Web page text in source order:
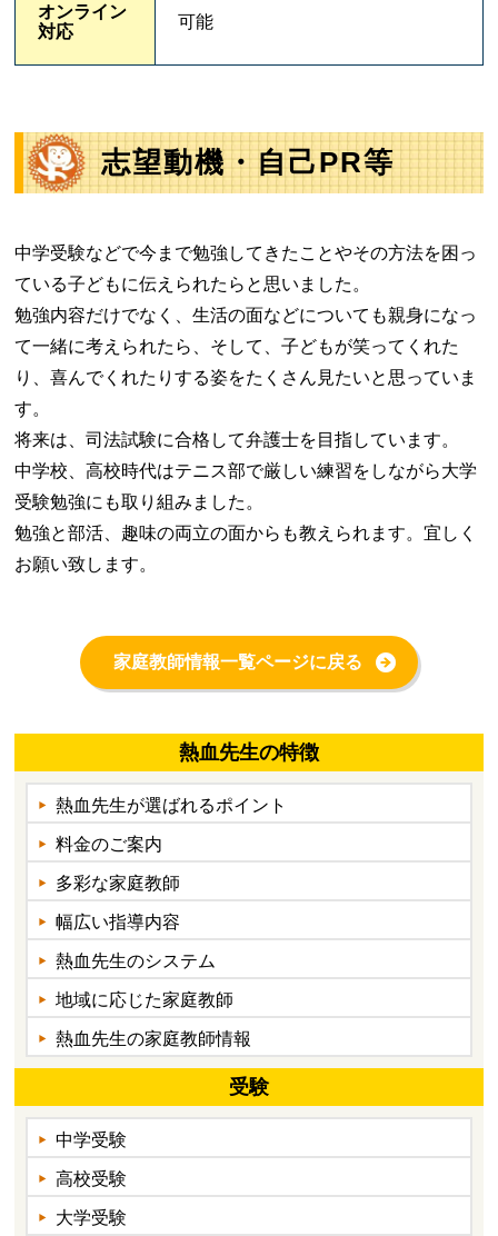
オンライン
対応
可能
志望動機・自己PR等
中学受験などで今まで勉強してきたことやその方法を困っ
ている子どもに伝えられたらと思いました。
勉強内容だけでなく、生活の面などについても親身になっ
て一緒に考えられたら、そして、子どもが笑ってくれた
り、喜んでくれたりする姿をたくさん見たいと思っていま
す。
将来は、司法試験に合格して弁護士を目指しています。
中学校、高校時代はテニス部で厳しい練習をしながら大学
受験勉強にも取り組みました。
勉強と部活、趣味の両立の面からも教えられます。宜しく
お願い致します。
家庭教師情報一覧ページに戻る
熱血先生の特徴
熱血先生が選ばれるポイント
料金のご案内
多彩な家庭教師
幅広い指導内容
熱血先生のシステム
地域に応じた家庭教師
熱血先生の家庭教師情報
受験
中学受験
高校受験
大学受験